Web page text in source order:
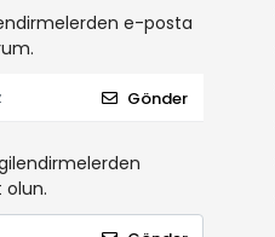
e-posta
Gönder
olun.